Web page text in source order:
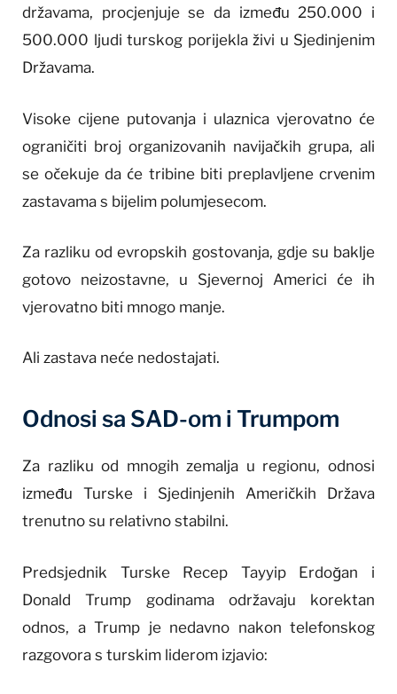
državama, procjenjuje se da između 250.000 i
500.000 ljudi turskog porijekla živi u Sjedinjenim
Državama.
Visoke cijene putovanja i ulaznica vjerovatno će
ograničiti broj organizovanih navijačkih grupa, ali
se očekuje da će tribine biti preplavljene crvenim
zastavama s bijelim polumjesecom.
Za razliku od evropskih gostovanja, gdje su baklje
gotovo neizostavne, u Sjevernoj Americi će ih
vjerovatno biti mnogo manje.
Ali zastava neće nedostajati.
Odnosi sa SAD-om i Trumpom
Za razliku od mnogih zemalja u regionu, odnosi
između Turske i Sjedinjenih Američkih Država
trenutno su relativno stabilni.
Predsjednik Turske Recep Tayyip Erdoğan i
Donald Trump godinama održavaju korektan
odnos, a Trump je nedavno nakon telefonskog
razgovora s turskim liderom izjavio: